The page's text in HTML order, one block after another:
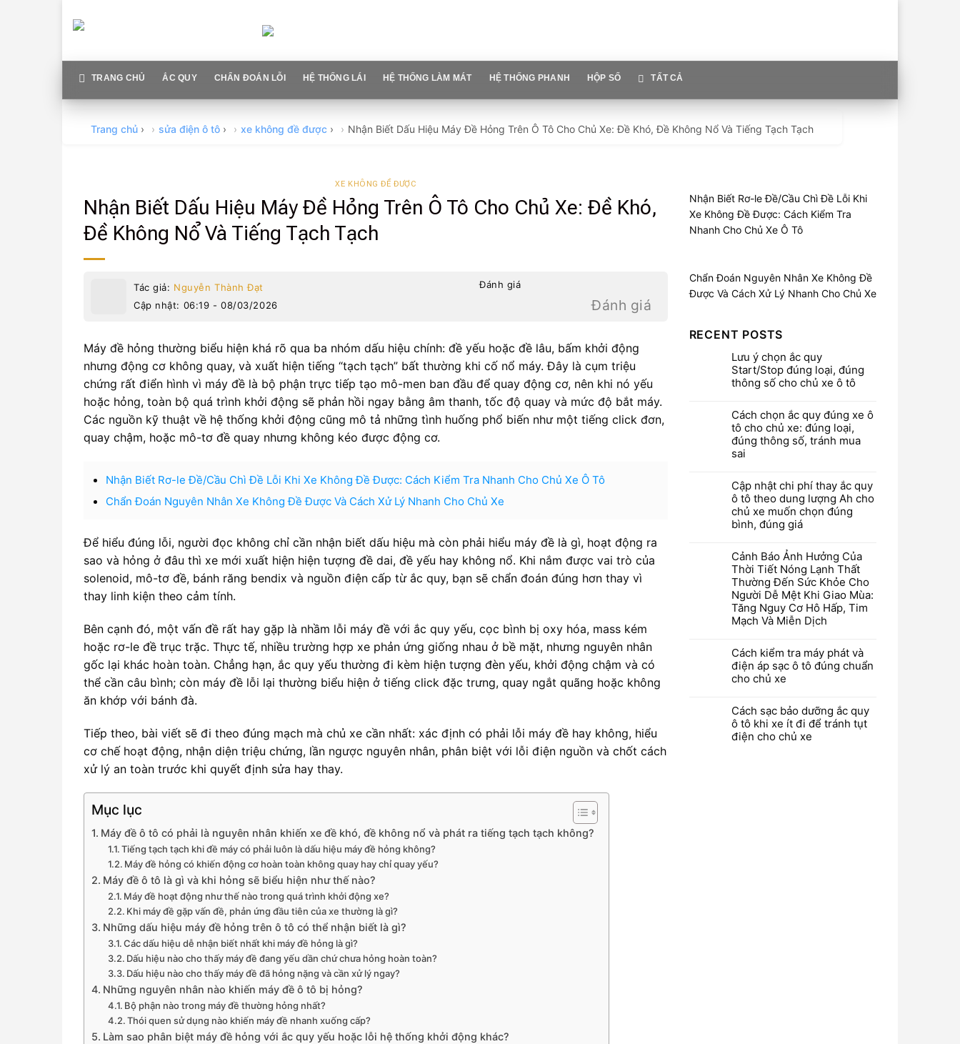
TRANG CHỦ ẮC QUY CHẨN ĐOÁN LỖI HỆ THỐNG LÁI HỆ THỐNG LÀM MÁT HỆ THỐNG PHANH HỘP SỐ TẤT CẢ
Trang chủ › sửa điện ô tô › xe không đề được › Nhận Biết Dấu Hiệu Máy Đề Hỏng Trên Ô Tô Cho Chủ Xe: Đề Khó, Đề Không Nổ Và Tiếng Tạch Tạch
XE KHÔNG ĐỀ ĐƯỢC
Nhận Biết Dấu Hiệu Máy Đề Hỏng Trên Ô Tô Cho Chủ Xe: Đề Khó,
Đề Không Nổ Và Tiếng Tạch Tạch
Tác giả: Nguyễn Thành Đạt
Cập nhật: 06:19 - 08/03/2026
Đánh giá
Đánh giá
Máy đề hỏng thường biểu hiện khá rõ qua ba nhóm dấu hiệu chính: đề yếu hoặc đề lâu, bấm khởi động
nhưng động cơ không quay, và xuất hiện tiếng “tạch tạch” bất thường khi cố nổ máy. Đây là cụm triệu
chứng rất điển hình vì máy đề là bộ phận trực tiếp tạo mô-men ban đầu để quay động cơ, nên khi nó yếu
hoặc hỏng, toàn bộ quá trình khởi động sẽ phản hồi ngay bằng âm thanh, tốc độ quay và mức độ bắt máy.
Các nguồn kỹ thuật về hệ thống khởi động cũng mô tả những tình huống phổ biến như một tiếng click đơn,
quay chậm, hoặc mô-tơ đề quay nhưng không kéo được động cơ.
Nhận Biết Rơ-le Đề/Cầu Chì Đề Lỗi Khi Xe Không Đề Được: Cách Kiểm Tra Nhanh Cho Chủ Xe Ô Tô
Chẩn Đoán Nguyên Nhân Xe Không Đề Được Và Cách Xử Lý Nhanh Cho Chủ Xe
Để hiểu đúng lỗi, người đọc không chỉ cần nhận biết dấu hiệu mà còn phải hiểu máy đề là gì, hoạt động ra
sao và hỏng ở đâu thì xe mới xuất hiện hiện tượng đề dai, đề yếu hay không nổ. Khi nắm được vai trò của
solenoid, mô-tơ đề, bánh răng bendix và nguồn điện cấp từ ắc quy, bạn sẽ chẩn đoán đúng hơn thay vì
thay linh kiện theo cảm tính.
Bên cạnh đó, một vấn đề rất hay gặp là nhầm lỗi máy đề với ắc quy yếu, cọc bình bị oxy hóa, mass kém
hoặc rơ-le đề trục trặc. Thực tế, nhiều trường hợp xe phản ứng giống nhau ở bề mặt, nhưng nguyên nhân
gốc lại khác hoàn toàn. Chẳng hạn, ắc quy yếu thường đi kèm hiện tượng đèn yếu, khởi động chậm và có
thể cần câu bình; còn máy đề lỗi lại thường biểu hiện ở tiếng click đặc trưng, quay ngắt quãng hoặc không
ăn khớp với bánh đà.
Tiếp theo, bài viết sẽ đi theo đúng mạch mà chủ xe cần nhất: xác định có phải lỗi máy đề hay không, hiểu
cơ chế hoạt động, nhận diện triệu chứng, lần ngược nguyên nhân, phân biệt với lỗi điện nguồn và chốt cách
xử lý an toàn trước khi quyết định sửa hay thay.
Mục lục
Máy đề ô tô có phải là nguyên nhân khiến xe đề khó, đề không nổ và phát ra tiếng tạch tạch không?
Tiếng tạch tạch khi đề máy có phải luôn là dấu hiệu máy đề hỏng không?
Máy đề hỏng có khiến động cơ hoàn toàn không quay hay chỉ quay yếu?
Máy đề ô tô là gì và khi hỏng sẽ biểu hiện như thế nào?
Máy đề hoạt động như thế nào trong quá trình khởi động xe?
Khi máy đề gặp vấn đề, phản ứng đầu tiên của xe thường là gì?
Những dấu hiệu máy đề hỏng trên ô tô có thể nhận biết là gì?
Các dấu hiệu dễ nhận biết nhất khi máy đề hỏng là gì?
Dấu hiệu nào cho thấy máy đề đang yếu dần chứ chưa hỏng hoàn toàn?
Dấu hiệu nào cho thấy máy đề đã hỏng nặng và cần xử lý ngay?
Những nguyên nhân nào khiến máy đề ô tô bị hỏng?
Bộ phận nào trong máy đề thường hỏng nhất?
Thói quen sử dụng nào khiến máy đề nhanh xuống cấp?
Làm sao phân biệt máy đề hỏng với ắc quy yếu hoặc lỗi hệ thống khởi động khác?
Nhận Biết Rơ-le Đề/Cầu Chì Đề Lỗi Khi
Xe Không Đề Được: Cách Kiểm Tra
Nhanh Cho Chủ Xe Ô Tô
Chẩn Đoán Nguyên Nhân Xe Không Đề
Được Và Cách Xử Lý Nhanh Cho Chủ Xe
RECENT POSTS
Lưu ý chọn ắc quy
Start/Stop đúng loại, đúng
thông số cho chủ xe ô tô
Cách chọn ắc quy đúng xe ô
tô cho chủ xe: đúng loại,
đúng thông số, tránh mua
sai
Cập nhật chi phí thay ắc quy
ô tô theo dung lượng Ah cho
chủ xe muốn chọn đúng
bình, đúng giá
Cảnh Báo Ảnh Hưởng Của
Thời Tiết Nóng Lạnh Thất
Thường Đến Sức Khỏe Cho
Người Dễ Mệt Khi Giao Mùa:
Tăng Nguy Cơ Hô Hấp, Tim
Mạch Và Miễn Dịch
Cách kiểm tra máy phát và
điện áp sạc ô tô đúng chuẩn
cho chủ xe
Cách sạc bảo dưỡng ắc quy
ô tô khi xe ít đi để tránh tụt
điện cho chủ xe